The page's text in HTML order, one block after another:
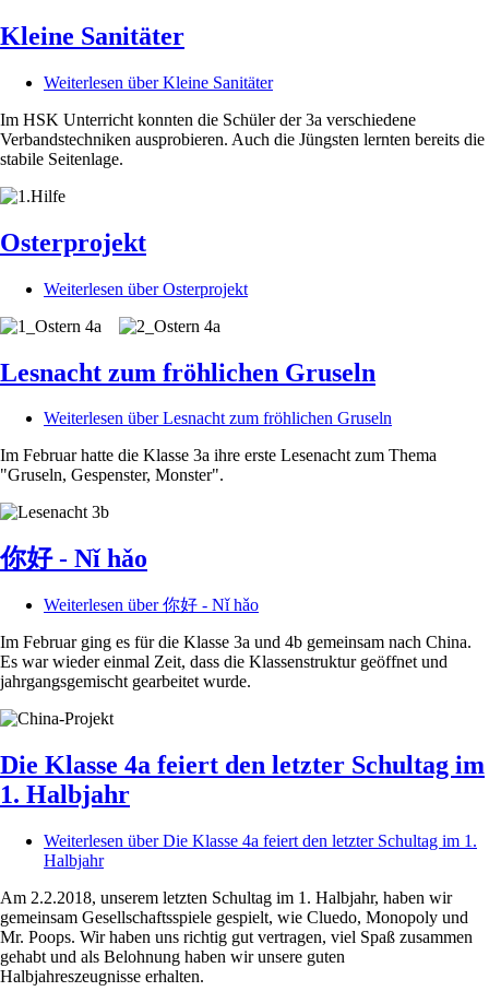
Kleine Sanitäter
Weiterlesen über Kleine Sanitäter
Im HSK Unterricht konnten die Schüler der 3a verschiedene
Verbandstechniken ausprobieren. Auch die Jüngsten lernten bereits die
stabile Seitenlage.
Osterprojekt
Weiterlesen über Osterprojekt
Lesnacht zum fröhlichen Gruseln
Weiterlesen über Lesnacht zum fröhlichen Gruseln
Im Februar hatte die Klasse 3a ihre erste Lesenacht zum Thema
"Gruseln, Gespenster, Monster".
你好 - Nǐ hǎo
Weiterlesen über 你好 - Nǐ hǎo
Im Februar ging es für die Klasse 3a und 4b gemeinsam nach China.
Es war wieder einmal Zeit, dass die Klassenstruktur geöffnet und
jahrgangsgemischt gearbeitet wurde.
Die Klasse 4a feiert den letzter Schultag im
1. Halbjahr
Weiterlesen über Die Klasse 4a feiert den letzter Schultag im 1.
Halbjahr
Am 2.2.2018, unserem letzten Schultag im 1. Halbjahr, haben wir
gemeinsam Gesellschaftsspiele gespielt, wie Cluedo, Monopoly und
Mr. Poops. Wir haben uns richtig gut vertragen, viel Spaß zusammen
gehabt und als Belohnung haben wir unsere guten
Halbjahreszeugnisse erhalten.